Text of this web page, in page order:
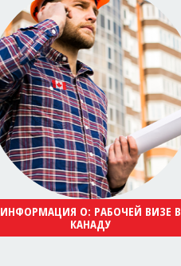
ИНФОРМАЦИЯ О: РАБОЧЕЙ ВИЗЕ В
КАНАДУ